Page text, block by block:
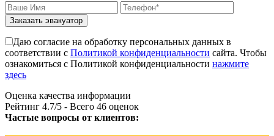
Заказать эвакуатор
Даю согласие на обработку персональных данных в
соответствии с Политикой конфиденциальности сайта. Чтобы
ознакомиться с Политикой конфиденциальности нажмите
здесь
Оценка качества информации
Рейтинг 4.7/5 - Всего 46 оценок
Частые вопросы от клиентов: